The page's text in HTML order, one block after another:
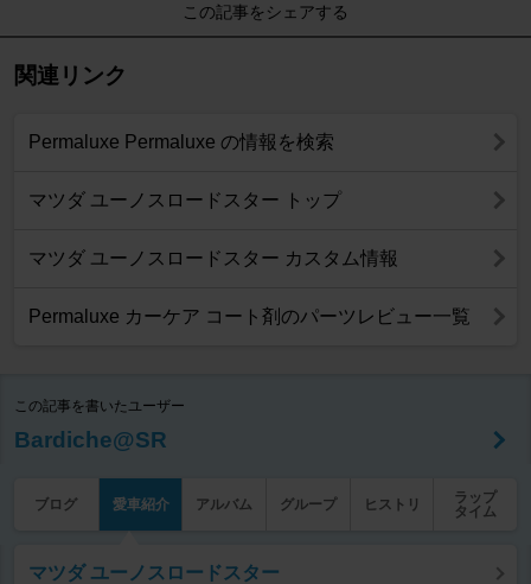
この記事をシェアする
関連リンク
Permaluxe Permaluxe の情報を検索
マツダ ユーノスロードスター トップ
マツダ ユーノスロードスター カスタム情報
Permaluxe カーケア コート剤のパーツレビュー一覧
この記事を書いたユーザー
Bardiche@SR
ブログ 愛車紹介 アルバム グループ ヒストリ
ラップ
タイム
マツダ ユーノスロードスター